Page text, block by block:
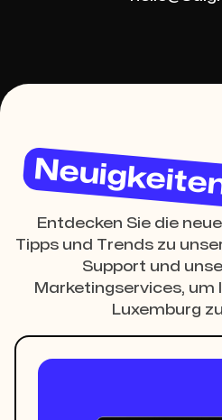
Entdecken Sie die
Tipps und Trends zu
Support und
Marketingservices, um
Luxemburg